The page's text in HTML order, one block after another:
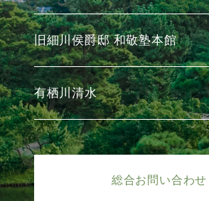
旧細川侯爵邸 和敬塾本館
有栖川清水
総合お問い合わせ